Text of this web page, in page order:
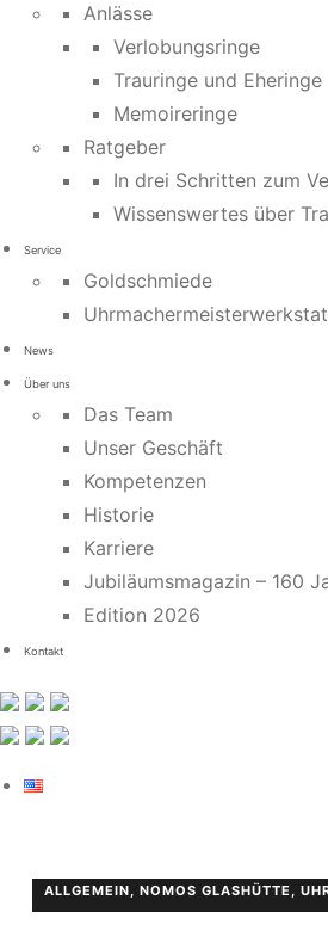
Anlässe
Verlobungsringe
Trauringe und Eheringe
Memoireringe
Ratgeber
In drei Schritten zum
Wissenswertes über
Service
Goldschmiede
News
Über uns
Das Team
Unser Geschäft
Kompetenzen
Historie
Karriere
Jubiläumsmagazin – 160
Edition 2026
Kontakt
P
O
ALLGEMEIN, NOMOS GLASHÜTTE ,